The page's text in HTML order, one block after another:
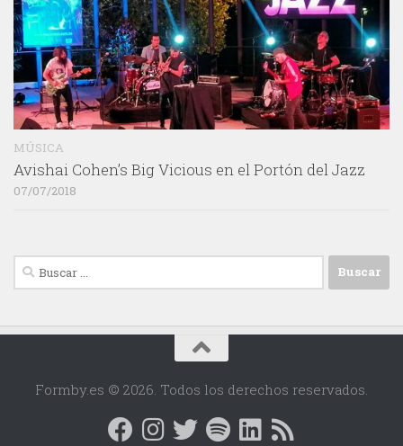
MÚSICA
Avishai Cohen’s Big Vicious en el Portón del Jazz
07/07/2018
Buscar:
Formby.es © 2026. Todos los derechos reservados.